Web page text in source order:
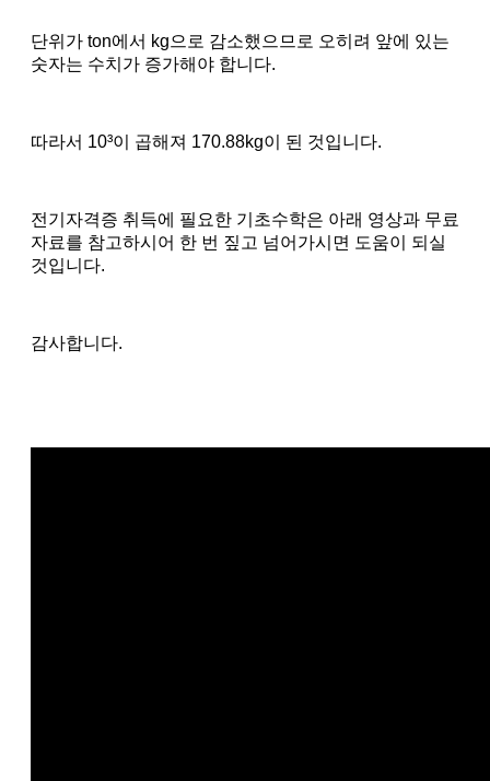
단위가 ton에서 kg으로 감소했으므로 오히려 앞에 있는
숫자는 수치가 증가해야 합니다.
따라서 10³이 곱해져 170.88kg이 된 것입니다.
전기자격증 취득에 필요한 기초수학은 아래 영상과 무료
자료를 참고하시어 한 번 짚고 넘어가시면 도움이 되실
것입니다.
감사합니다.